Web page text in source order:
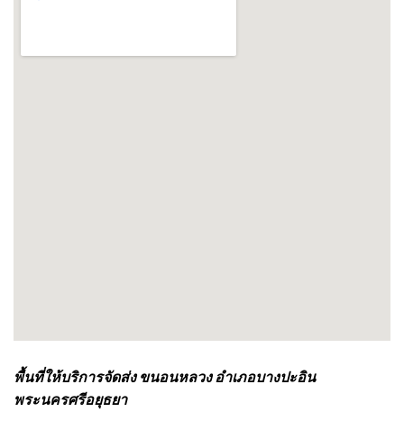
พื้นที่ให้บริการจัดส่ง ขนอนหลวง อำเภอบางปะอิน
พระนครศรีอยุธยา